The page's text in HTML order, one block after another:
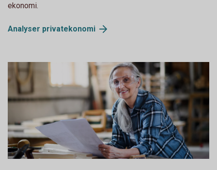
ekonomi.
Analyser privatekonomi